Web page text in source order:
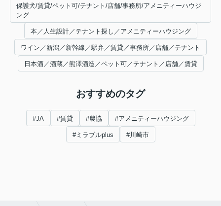
保護犬/賃貸/ペット可/テナント/店舗/事務所/アメニティーハウジ
ング
本／人生設計／テナント探し／アメニティーハウジング
ワイン／新潟／新幹線／駅弁／賃貸／事務所／店舗／テナント
日本酒／酒蔵／熊澤酒造／ペット可／テナント／店舗／賃貸
おすすめのタグ
#JA #賃貸 #農協 #アメニティーハウジング
#ミラブルplus #川崎市